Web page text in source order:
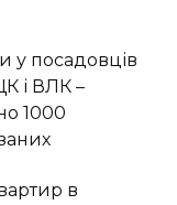
у посадовців
і ВЛК –
1000
в